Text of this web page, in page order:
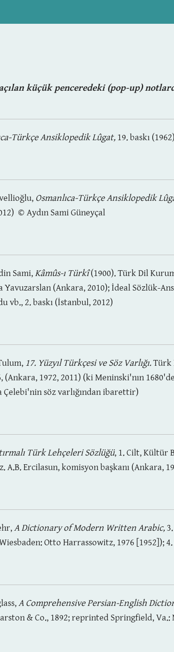
küçük penceredeki (pop-up)
Türkçe Ansiklopedik Lûgat, 19. baskı
Osmanlıca-Türkçe Ansiklopedik
© Aydın Sami Güneyçal
Sami,Kâmûs-ı Türkî(1900). Türk Dil
Yavuzarslan (Ankara, 2010); İdeal Sözlük-
vb., 2. baskı (İstanbul, 2012)
17. Yüzyıl Türkçesi ve Söz Varlığı.Türk
(Ankara, 1972, 2011) (ki Meninski'nın
Çelebi'nin söz varlığından ibarettir)
Türk Lehçeleri Sözlüğü, 1. Cilt, Kültür
A.B. Ercilasun, komisyon başkanı (Ankara,
A Dictionary of Modern Written Arabic,
Otto Harrassowitz, 1976 [1952]);
A Comprehensive Persian-English
& Co., 1892; reprinted Springfield, Va.: